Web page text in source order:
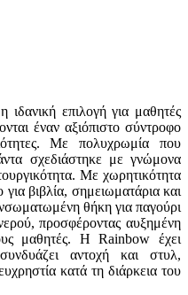
επιλογή για μαθητές
έναν αξιόπιστο σύντροφο
Με πολυχρωμία που
σχεδιάστηκε με γνώμονα
Με χωρητικότητα
βιβλία, σημειωματάρια και
θήκη για παγούρι
προσφέροντας αυξημένη
μαθητές. Η Rainbow έχει
αντοχή και στυλ,
κατά τη διάρκεια του